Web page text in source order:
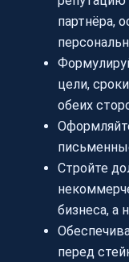
партнёра,
цели,
обеих
Стройте
бизнеса, а
перед